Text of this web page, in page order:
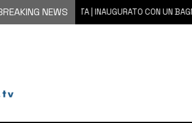
NEWS
2026 AUGUSTA | INAUGURATO CON UN BAGNO DI